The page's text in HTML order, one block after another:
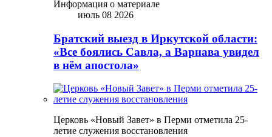
Информация о материале
июль 08 2026
Братский выезд в Иркутской области:
«Все боялись Савла, а Варнава увидел
в нём апостола»
Церковь «Новый Завет» в Перми отметила 25-
летие служения восстановления